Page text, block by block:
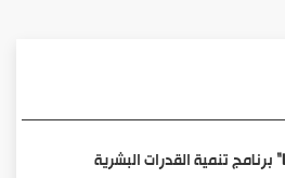
برنامج تنمية القدرات البشرية